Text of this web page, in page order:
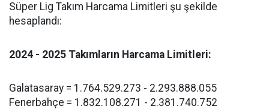
Süper Lig Takım Harcama Limitleri şu şekilde
hesaplandı:
2024 - 2025 Takımların Harcama Limitleri:
Galatasaray = 1.764.529.273 - 2.293.888.055
Fenerbahçe = 1.832.108.271 - 2.381.740.752